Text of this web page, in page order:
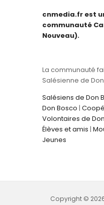
cnmedia.fr est
communauté
Nouveau).
La communauté
Salésienne de
Salésiens de Don
Don Bosco |
Volontaires de
Élèves et amis |
Jeunes
Copyright ©